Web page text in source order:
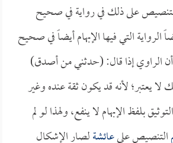
على ذلك في رواية في صحيح
الرواية التي فيها الإبهام أيضاً في صحيح
الراوي إذا قال: (حدثني من أصدق)
يعتبر؛ لأنه قد يكون ثقة عنده وغير
بلفظ الإبهام لا ينفع، ولهذا لو لم
التنصيص علىعائشةلصار الإشكال